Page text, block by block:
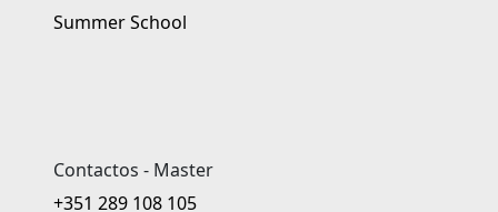
Summer School
Contactos - Master
+351 289 108 105